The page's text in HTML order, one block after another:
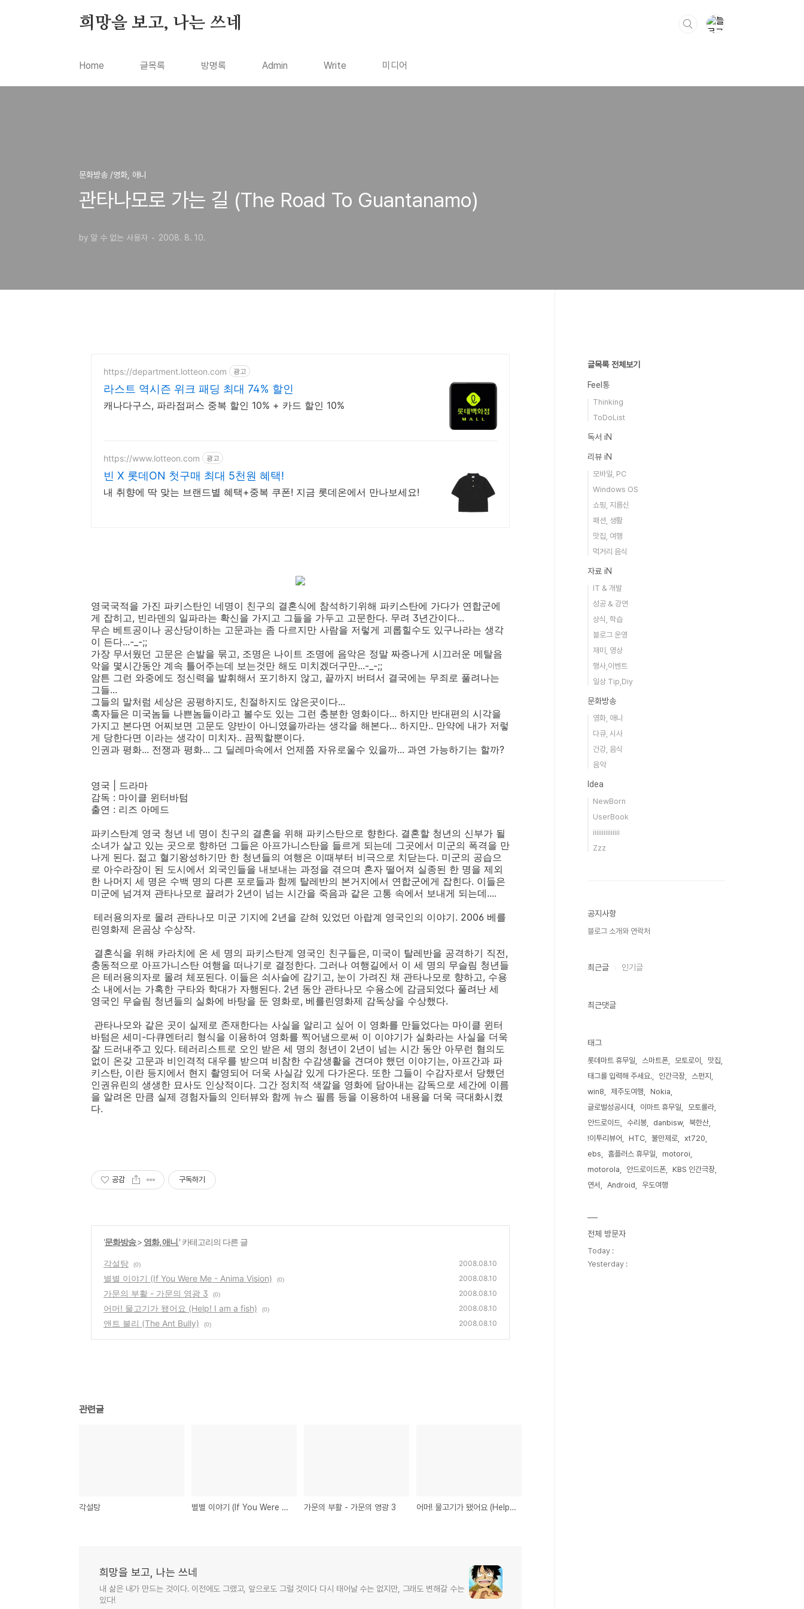
희망을 보고, 나는 쓰네
Home 글목록 방명록 Admin Write 미디어
문화방송 /영화, 애니
관타나모로 가는 길 (The Road To Guantanamo)
by 알 수 없는 사용자 2008. 8. 10.
https://department.lotteon.com 광고
라스트 역시즌 위크 패딩 최대 74% 할인
캐나다구스, 파라점퍼스 중복 할인 10% + 카드 할인 10%
https://www.lotteon.com 광고
빈 X 롯데ON 첫구매 최대 5천원 혜택!
내 취향에 딱 맞는 브랜드별 혜택+중복 쿠폰! 지금 롯데온에서 만나보세요!
영국국적을 가진 파키스탄인 네명이 친구의 결혼식에 참석하기위해 파키스탄에 가다가 연합군에
게 잡히고, 빈라덴의 일파라는 확신을 가지고 그들을 가두고 고문한다. 무려 3년간이다...
무슨 베트공이나 공산당이하는 고문과는 좀 다르지만 사람을 저렇게 괴롭힐수도 있구나라는 생각
이 든다...-_-;;
가장 무서웠던 고문은 손발을 묶고, 조명은 나이트 조명에 음악은 정말 짜증나게 시끄러운 메탈음
악을 몇시간동안 계속 틀어주는데 보는것만 해도 미치겠더구만...-_-;;
암튼 그런 와중에도 정신력을 발휘해서 포기하지 않고, 끝까지 버텨서 결국에는 무죄로 풀려나는
그들...
그들의 말처럼 세상은 공평하지도, 친절하지도 않은곳이다...
혹자들은 미국놈들 나쁜놈들이라고 볼수도 있는 그런 충분한 영화이다... 하지만 반대편의 시각을
가지고 본다면 어찌보면 고문도 양반이 아니였을까라는 생각을 해본다... 하지만.. 만약에 내가 저렇
게 당한다면 이라는 생각이 미치자.. 끔찍할뿐이다.
인권과 평화... 전쟁과 평화... 그 딜레마속에서 언제쯤 자유로울수 있을까... 과연 가능하기는 할까?
영국 | 드라마
감독 : 마이클 윈터바텀
출연 : 리즈 아메드
파키스탄계 영국 청년 네 명이 친구의 결혼을 위해 파키스탄으로 향한다. 결혼할 청년의 신부가 될
소녀가 살고 있는 곳으로 향하던 그들은 아프가니스탄을 들르게 되는데 그곳에서 미군의 폭격을 만
나게 된다. 젊고 혈기왕성하기만 한 청년들의 여행은 이때부터 비극으로 치닫는다. 미군의 공습으
로 아수라장이 된 도시에서 외국인들을 내보내는 과정을 겪으며 혼자 떨어져 실종된 한 명을 제외
한 나머지 세 명은 수백 명의 다른 포로들과 함께 탈레반의 본거지에서 연합군에게 잡힌다. 이들은
미군에 넘겨져 관타나모로 끌려가 2년이 넘는 시간을 죽음과 같은 고통 속에서 보내게 되는데....
테러용의자로 몰려 관타나모 미군 기지에 2년을 갇혀 있었던 아랍계 영국인의 이야기. 2006 베를
린영화제 은곰상 수상작.
결혼식을 위해 카라치에 온 세 명의 파키스탄계 영국인 친구들은, 미국이 탈레반을 공격하기 직전,
충동적으로 아프가니스탄 여행을 떠나기로 결정한다. 그러나 여행길에서 이 세 명의 무슬림 청년들
은 테러용의자로 몰려 체포된다. 이들은 쇠사슬에 감기고, 눈이 가려진 채 관타나모로 향하고, 수용
소 내에서는 가혹한 구타와 학대가 자행된다. 2년 동안 관타나모 수용소에 감금되었다 풀려난 세
영국인 무슬림 청년들의 실화에 바탕을 둔 영화로, 베를린영화제 감독상을 수상했다.
관타나모와 같은 곳이 실제로 존재한다는 사실을 알리고 싶어 이 영화를 만들었다는 마이클 윈터
바텀은 세미-다큐멘터리 형식을 이용하여 영화를 찍어냄으로써 이 이야기가 실화라는 사실을 더욱
잘 드러내주고 있다. 테러리스트로 오인 받은 세 명의 청년이 2년이 넘는 시간 동안 아무런 혐의도
없이 온갖 고문과 비인격적 대우를 받으며 비참한 수감생활을 견뎌야 했던 이야기는, 아프간과 파
키스탄, 이란 등지에서 현지 촬영되어 더욱 사실감 있게 다가온다. 또한 그들이 수감자로서 당했던
인권유린의 생생한 묘사도 인상적이다. 그간 정치적 색깔을 영화에 담아내는 감독으로 세간에 이름
을 알려온 만큼 실제 경험자들의 인터뷰와 함께 뉴스 필름 등을 이용하여 내용을 더욱 극대화시켰
다.
공감 구독하기
'문화방송> 영화, 애니' 카테고리의 다른 글
각설탕 (0) 2008.08.10
별별 이야기 (If You Were Me - Anima Vision) (0) 2008.08.10
가문의 부활 - 가문의 영광 3 (0) 2008.08.10
어머! 물고기가 됐어요 (Help! I am a fish) (0) 2008.08.10
앤트 불리 (The Ant Bully) (0) 2008.08.10
관련글
각설탕 별별 이야기 (If You Were Me - Anima Vision) 가문의 부활 - 가문의 영광 3 어머! 물고기가 됐어요 (Help! I am a fish)
희망을 보고, 나는 쓰네
내 삶은 내가 만드는 것이다. 이전에도 그랬고, 앞으로도 그럴 것이다 다시 태어날 수는 없지만, 그래도 변해갈 수는
있다!
글목록 전체보기
Feel통
Thinking
ToDoList
독서 iN
리뷰 iN
모바일, PC
Windows OS
쇼핑, 지름신
패션, 생활
맛집, 여행
먹거리 음식
자료 iN
IT & 개발
성공 & 강연
상식, 학습
블로그 운영
재미, 영상
행사,이벤트
일상 Tip,Diy
문화방송
영화, 애니
다큐, 시사
건강, 음식
음악
Idea
NewBorn
UserBook
iiiiiiiiiiiiiii
Zzz
공지사항
블로그 소개와 연락처
최근글 인기글
최근댓글
태그
롯데마트 휴무일 스마트폰 모토로이
맛집
태그를 입력해 주세요.
인간극장
스펀지
win8
제주도여행
Nokia
글로벌성공시대
이마트 휴무일
모토롤라
안드로이드
수리봉 danbisw
북한산
!이투리뷰어
HTC 불만제로
xt720
ebs
홈플러스 휴무일
motoroi
motorola
안드로이드폰
KBS 인간극장
연서
Android 우도여행
전체 방문자
Today :
Yesterday :